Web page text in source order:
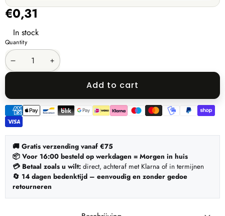
€0,31
In stock
Quantity
Decrease Increase
Add to cart
Payment
🚚 Gratis verzending vanaf €75
📦 Voor 16:00 besteld op werkdagen = Morgen in huis
💳 Betaal zoals u wilt: direct, achteraf met Klarna of in termijnen
🔄 14 dagen bedenktijd – eenvoudig en zonder gedoe
retourneren